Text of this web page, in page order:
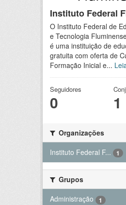
Instituto Federal
O Instituto Federal de
e Tecnologia
é uma instituição de
gratuita com oferta de
Formação Inicial e...
Seguidores
0 1
Organizações
Instituto Federal F...
1
Grupos
Administração
1